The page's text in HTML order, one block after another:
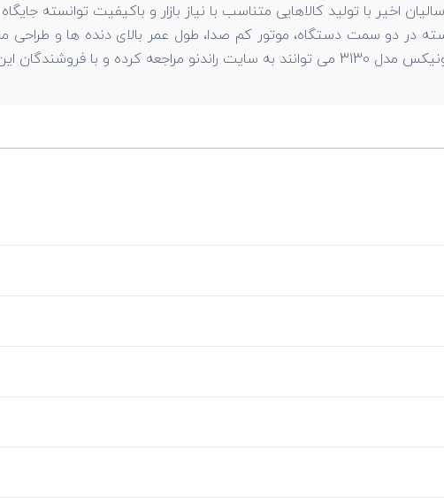
با تولید کالاهایی متناسب با نیاز بازار و باکیفیت توانسته
ارتباط برقرار کنند.